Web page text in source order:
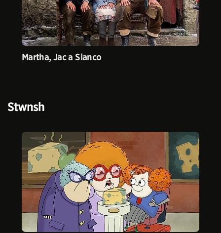
Martha, Jac a Sianco
Stwnsh